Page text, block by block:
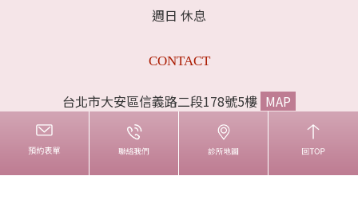
週日 休息
CONTACT
台北市大安區信義路二段178號5樓 MAP
電話:02-33933383
傳真:02-33223536
liproclinic@gmail.com